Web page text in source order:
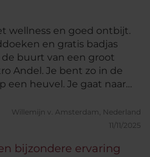
wellness en goed ontbijt.
en gratis badjas
de buurt van een groot
Andel. Je bent zo in de
een heuvel. Je gaat naar
lift. Dit is ons tweede
nog eens terug!
Willemijn v. Amsterdam, Nederland
11/11/2025
bijzondere ervaring